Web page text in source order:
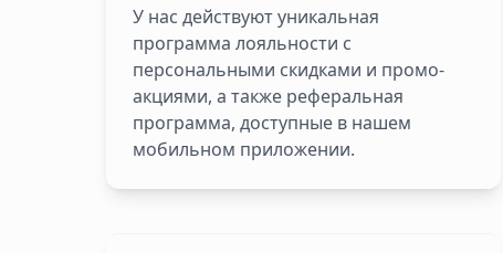
У нас действуют уникальная
программа лояльности с
персональными скидками и промо-
акциями, а также реферальная
программа, доступные в нашем
мобильном приложении.